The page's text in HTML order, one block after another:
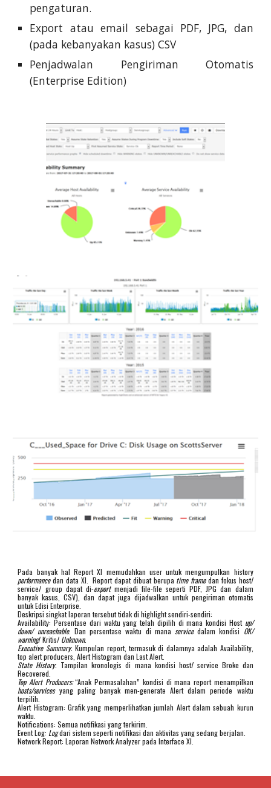
pengaturan.
Export atau email sebagai PDF, JPG, dan
(pada kebanyakan kasus) CSV
Penjadwalan Pengiriman Otomatis
(Enterprise Edition)
Pada banyak hal Report XI memudahkan user untuk mengumpulkan history
performancedan data XI. Report dapat dibuat berupa time framedan fokus host/
service/ group dapat di-exportmenjadi file-file seperti PDF, JPG dan dalam
banyak kasus, CSV), dan dapat juga dijadwalkan untuk pengiriman otomatis
untuk Edisi Enterprise.
Deskripsi singkat laporan tersebut tidak di highlight sendiri-sendiri:
Availability: Persentase dari waktu yang telah dipilih di mana kondisi Host up/
down/ unreachable. Dan persentase waktu di mana servicedalam kondisi OK/
warning/ Kritis/ Unknown.
Executive Summary: Kumpulan report, termasuk di dalamnya adalah Availability,
top alert producers, Alert Histogram dan Last Alert.
State History: Tampilan kronologis di mana kondisi host/ service Broke dan
Recovered.
Top Alert Producers:“Anak Permasalahan” kondisi di mana report menampilkan
hosts/services yang paling banyak men-generate Alert dalam periode waktu
terpilih.
Alert Histogram: Grafik yang memperlihatkan jumlah Alert dalam sebuah kurun
waktu.
Notifications: Semua notifikasi yang terkirim.
Event Log: Logdari sistem seperti notifikasi dan aktivitas yang sedang berjalan.
Network Report: Laporan Network Analyzer pada Interface XI.